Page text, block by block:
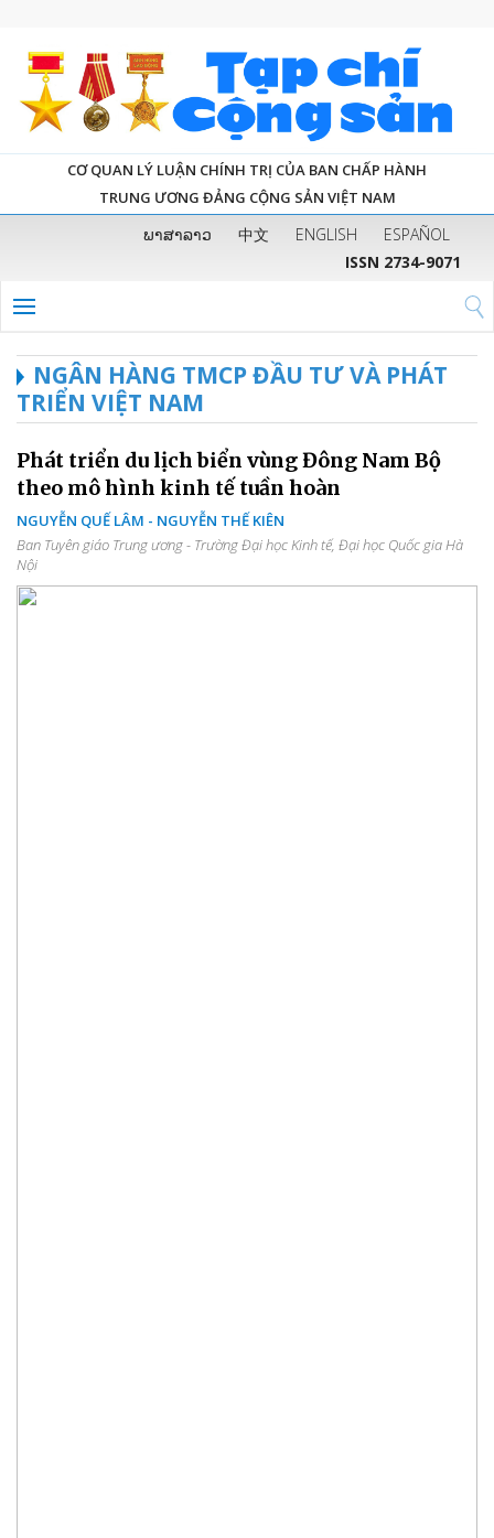
CƠ QUAN LÝ LUẬN CHÍNH TRỊ CỦA BAN CHẤP HÀNH
TRUNG ƯƠNG ĐẢNG CỘNG SẢN VIỆT NAM
ພາສາລາວ 中文 ENGLISH
ESPAÑOL
ISSN 2734-9071
NGÂN HÀNG TMCP ĐẦU TƯ VÀ PHÁT
TRIỂN VIỆT NAM
Phát triển du lịch biển vùng Đông Nam Bộ
theo mô hình kinh tế tuần hoàn
NGUYỄN QUẾ LÂM - NGUYỄN THẾ KIÊN
Ban Tuyên giáo Trung ương - Trường Đại học Kinh tế, Đại học Quốc gia Hà
Nội